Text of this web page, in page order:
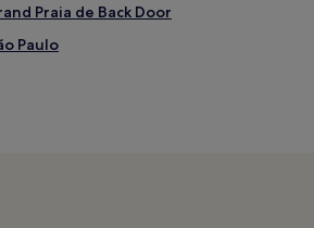
Praia de Back Door
Paulo